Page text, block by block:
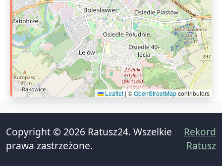
Leaflet | ©OpenStreetMapcontributors
Copyright © 2026 Ratusz24. Wszelkie
prawa zastrzeżone.
Rekord
Ratusz